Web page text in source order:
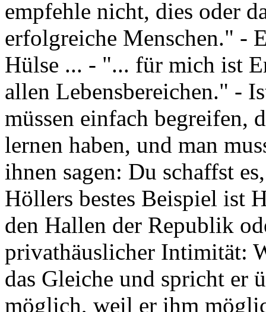
empfehle nicht, dies oder
erfolgreiche Menschen." -
Hülse ... - "... für mich ist
allen Lebensbereichen." -
müssen einfach begreifen,
lernen haben, und man
ihnen sagen: Du schaffst
Höllers bestes Beispiel ist
den Hallen der Republik
privathäuslicher Intimität:
das Gleiche und spricht er
möglich, weil er ihm